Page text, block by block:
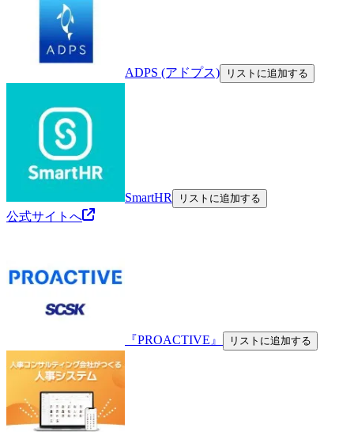
ADPS (アドプス) リストに追加する
SmartHR リストに追加する
公式サイトへ
『PROACTIVE』 リストに追加する